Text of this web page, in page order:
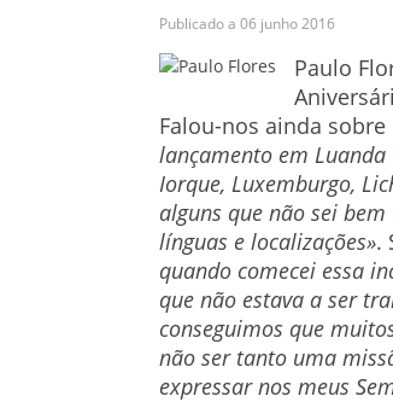
Publicado a 06 junho 2016
Paulo
Falou-nos ainda
lançamento em
Iorque, Luxemburgo,
alguns que não sei
línguas e localizações».
quando comecei essa
que não estava a ser
conseguimos que
não ser tanto uma
expressar nos meus